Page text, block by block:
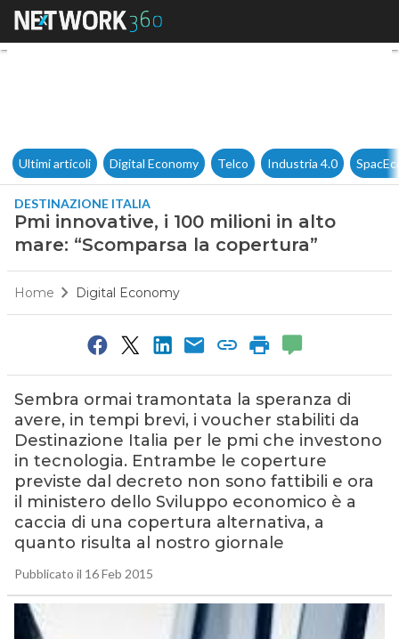
Pmi innovative, i 100 milioni
Ultimi articoli Digital Economy Telco Industria 4.0
DESTINAZIONE ITALIA
Pmi innovative, i 100 milioni in alto
mare: “Scomparsa la copertura”
Home Digital Economy
Sembra ormai tramontata la speranza di
avere, in tempi brevi, i voucher stabiliti da
Destinazione Italia per le pmi che investono
in tecnologia. Entrambe le coperture
previste dal decreto non sono fattibili e ora
il ministero dello Sviluppo economico è a
caccia di una copertura alternativa, a
quanto risulta al nostro giornale
Pubblicato il 16 Feb 2015